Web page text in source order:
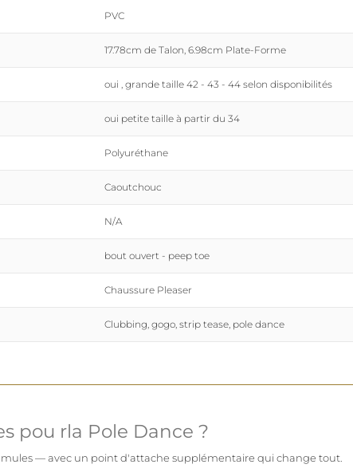
PVC
17.78cm de Talon, 6.98cm Plate-Forme
oui , grande taille 42 - 43 - 44 selon disponibilités
oui petite taille à partir du 34
Polyuréthane
Caoutchouc
N/A
bout ouvert - peep toe
Chaussure Pleaser
Clubbing, gogo, strip tease, pole dance
pou rla Pole Dance ?
— avec un point d'attache supplémentaire qui change tout.